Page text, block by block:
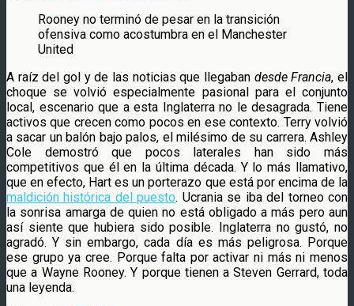
Rooney no terminó de pesar en la transición
ofensiva como acostumbra en el Manchester
United
A raíz del gol y de las noticias que llegaban desde Francia, el
choque se volvió especialmente pasional para el conjunto
local, escenario que a esta Inglaterra no le desagrada. Tiene
activos que crecen como pocos en ese contexto. Terry volvió
a sacar un balón bajo palos, el milésimo de su carrera. Ashley
Cole demostró que pocos laterales han sido más
competitivos que él en la última década. Y lo más llamativo,
que en efecto, Hart es un porterazo que está por encima de la
maldición histórica del puesto. Ucrania se iba del torneo con
la sonrisa amarga de quien no está obligado a más pero aun
así siente que hubiera sido posible. Inglaterra no gustó, no
agradó. Y sin embargo, cada día es más peligrosa. Porque
ese grupo ya cree. Porque falta por activar ni más ni menos
que a Wayne Rooney. Y porque tienen a Steven Gerrard, toda
una leyenda.